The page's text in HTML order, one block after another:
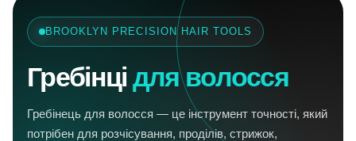
BROOKLYN PRECISION HAIR TOOLS
Гребінці для волосся
Гребінець для волосся — це інструмент точності, який
потрібен для розчісування, проділів, стрижок,